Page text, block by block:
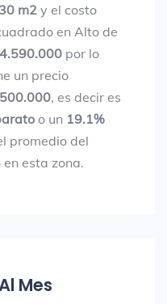
m2 y el costo
en Alto de
por lo
un precio
, es decir es
o un 19.1%
promedio del
esta zona.
Mes